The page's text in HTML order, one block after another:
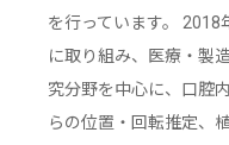
を行っています。 2018
に取り組み、医療・製
究分野を中心に、口腔
らの位置・回転推定、